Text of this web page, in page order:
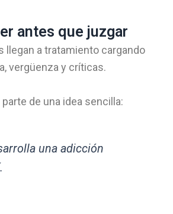
antes que juzgar
llegan a tratamiento cargando
vergüenza y críticas.
de una idea sencilla:
una adicción